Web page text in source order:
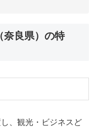
奈良県）の特
、観光・ビジネスど